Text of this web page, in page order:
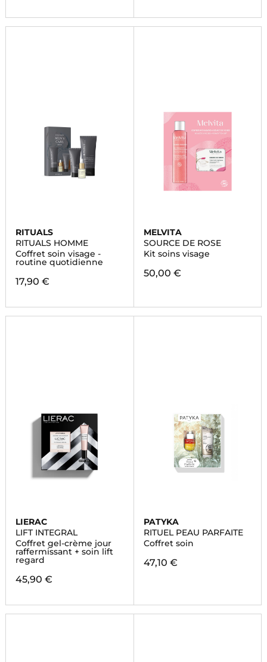
RITUALS
RITUALS HOMME
Coffret soin visage -
routine quotidienne
17,90 €
MELVITA
SOURCE DE ROSE
Kit soins visage
50,00 €
LIERAC
LIFT INTEGRAL
Coffret gel-crème jour
raffermissant + soin lift
regard
45,90 €
PATYKA
RITUEL PEAU PARFAITE
Coffret soin
47,10 €